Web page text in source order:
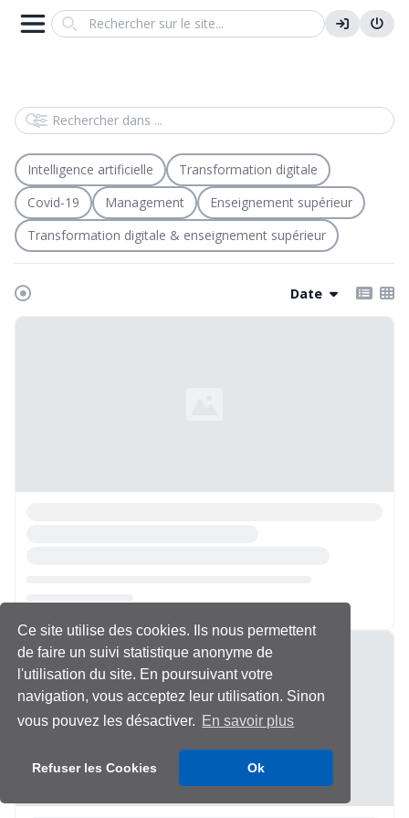
Ce site utilise des cookies. Ils nous permettent
de faire un suivi statistique anonyme de
l'utilisation du site. En poursuivant votre
navigation, vous acceptez leur utilisation. Sinon
vous pouvez les désactiver. En savoir plus
Refuser les Cookies Ok
Search
Rechercher dans
Intelligence artificielle
Transformation digitale
Covid-19
Management
Enseignement supérieur
Transformation digitale & enseignement supérieur
Date
Chargement...